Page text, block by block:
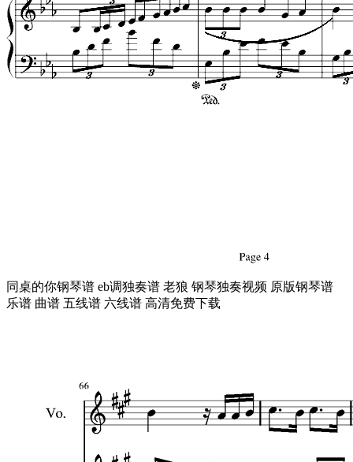
同桌的你钢琴谱 eb调独奏谱 老狼 钢琴独奏视频 原版钢琴谱
乐谱 曲谱 五线谱 六线谱 高清免费下载